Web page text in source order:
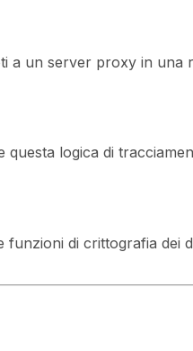
a un server proxy in una
logica di
di crittografia dei